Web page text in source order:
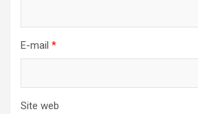
E-mail *
Site web